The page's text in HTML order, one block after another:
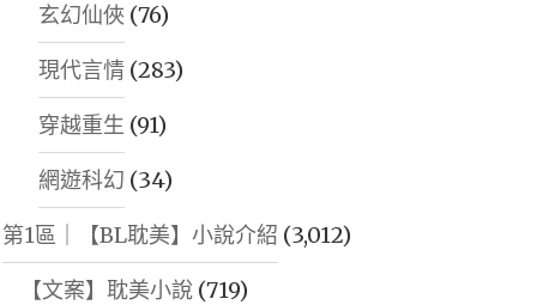
玄幻仙俠 (76)
現代言情(283)
穿越重生 (91)
網遊科幻 (34)
第1區｜【BL耽美】小說介紹 (3,012)
【文案】耽美小說(719)